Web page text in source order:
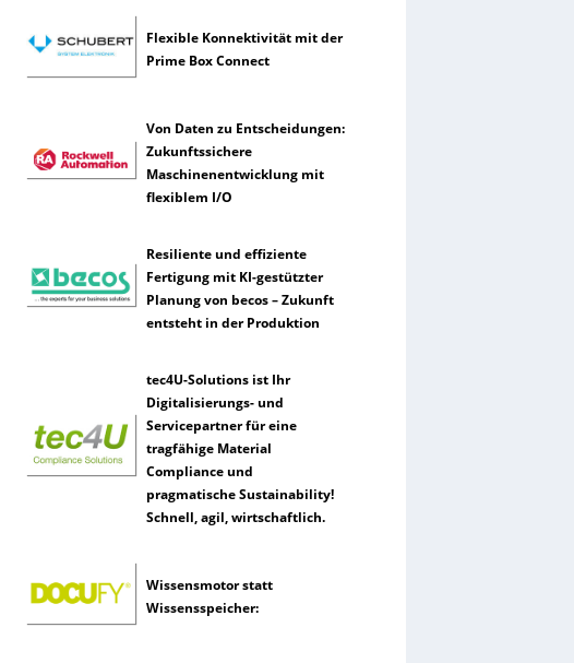
Flexible Konnektivität mit der
Prime Box Connect
Von Daten zu Entscheidungen:
Zukunftssichere
Maschinenentwicklung mit
flexiblem I/O
Resiliente und effiziente
Fertigung mit KI-gestützter
Planung von becos – Zukunft
entsteht in der Produktion
tec4U-Solutions ist Ihr
Digitalisierungs- und
Servicepartner für eine
tragfähige Material
Compliance und
pragmatische Sustainability!
Schnell, agil, wirtschaftlich.
Wissensmotor statt
Wissensspeicher: